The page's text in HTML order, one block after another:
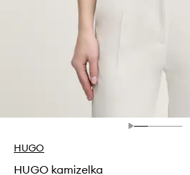
HUGO
HUGO kamizelka